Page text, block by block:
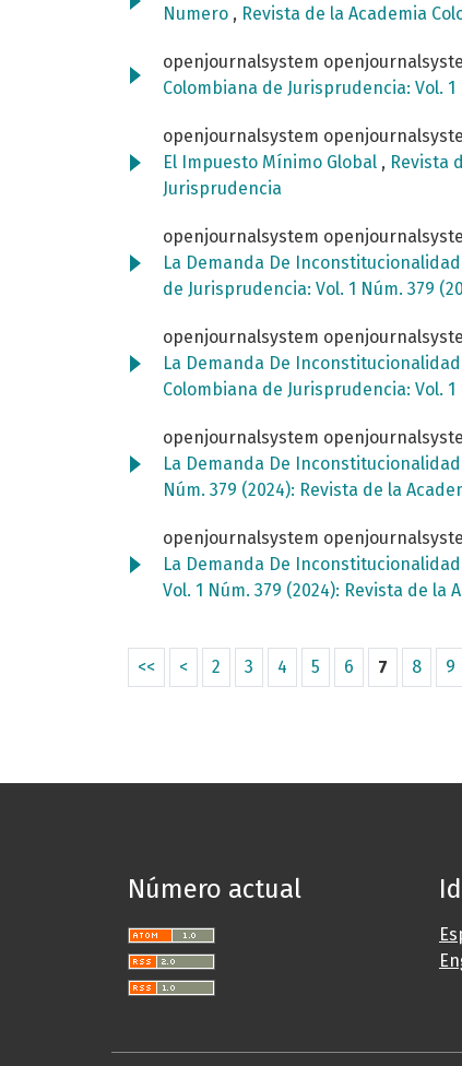
Numero , Revista de la Academia
openjournalsystem
Colombiana de Jurisprudencia: Vol.
openjournalsystem
El Impuesto Mínimo Global , Revista
Jurisprudencia
openjournalsystem
La Demanda De
de Jurisprudencia: Vol. 1 Núm. 379
openjournalsystem
La Demanda De
Colombiana de Jurisprudencia: Vol.
openjournalsystem
La Demanda De Inconstitucionalidad
Núm. 379 (2024): Revista de la
openjournalsystem
La Demanda De Inconstitucionalidad
Vol. 1 Núm. 379 (2024): Revista de
<< < 2 3 4 5 6 7 8 9
Número actual